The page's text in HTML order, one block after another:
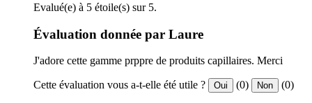
Evalué(e) à 5 étoile(s) sur 5.
Évaluation donnée par Laure
J'adore cette gamme prppre de produits capillaires. Merci
Cette évaluation vous a-t-elle été utile ? Oui (0) Non (0)